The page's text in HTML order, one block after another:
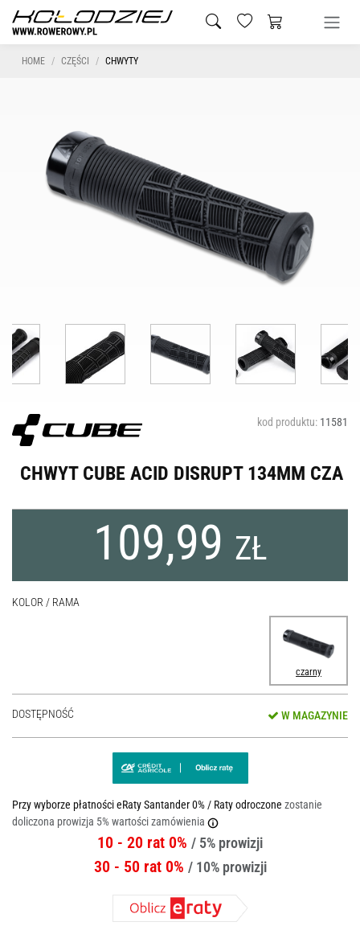
HOME CZĘŚCI CHWYTY
kod produktu: 11581
CHWYT CUBE ACID DISRUPT 134MM CZA
109,99 ZŁ
KOLOR / RAMA
czarny
DOSTĘPNOŚĆ W MAGAZYNIE
Przy wyborze płatności eRaty Santander 0% / Raty odroczone zostanie
doliczona prowizja 5% wartości zamówienia
10 - 20 rat 0% / 5% prowizji
30 - 50 rat 0% / 10% prowizji